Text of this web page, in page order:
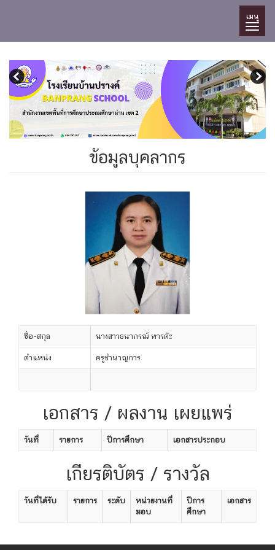
เมนู
ข้อมูลบุคลากร
ชื่อ-สกุล นางสาวธนาภรณ์ หารต๊ะ
ตำแหน่ง ครูชำนาญการ
เอกสาร / ผลงาน เผยแพร่
วันที่ รายการ ปีการศึกษา เอกสารประกอบ
เกียรติบัตร / รางวัล
วันที่ได้รับ รายการ ระดับ
หน่วยงานที่
มอบ
ปีการ
ศึกษา
เอกสาร